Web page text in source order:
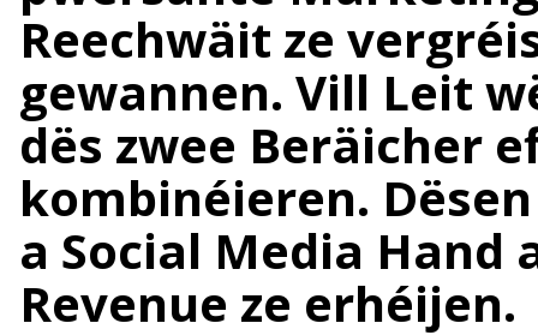
Reechwäit ze
gewannen. Vill Leit
dës zwee Beräicher
kombinéieren.
a Social Media Hand
Revenue ze erhéijen.